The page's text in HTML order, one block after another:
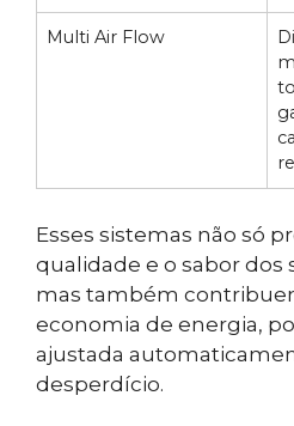
Multi Air Flow
Esses sistemas não só
qualidade e o sabor dos
mas também
economia de energia,
ajustada
desperdício.